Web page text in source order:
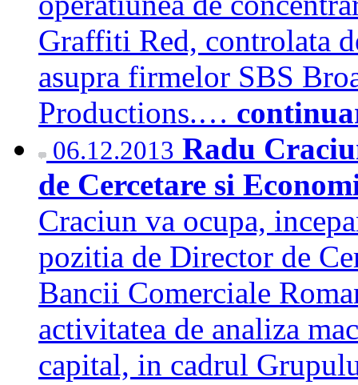
Graffiti Red, controlata
asupra firmelor SBS
Productions.…
06.12.2013 Radu
de Cercetare si
Craciun va ocupa,
pozitia de Director de
Bancii Comerciale
activitatea de analiza
capital, in cadrul